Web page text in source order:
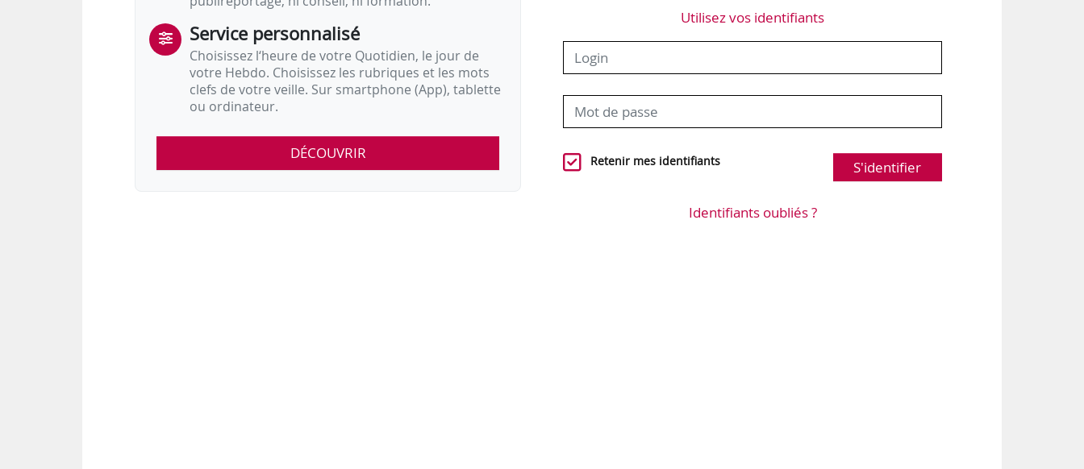
Service personnalisé
Choisissez l‘heure de votre Quotidien, le jour de
votre Hebdo. Choisissez les rubriques et les mots
clefs de votre veille. Sur smartphone (App), tablette
ou ordinateur.
DÉCOUVRIR
Utilisez vos identifiants
Retenir mes identifiants S'identifier
Identifiants oubliés ?